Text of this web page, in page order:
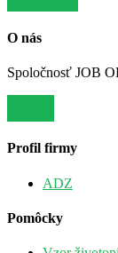
O nás
Spoločnosť JOB
Profil firmy
ADZ
Pomôcky